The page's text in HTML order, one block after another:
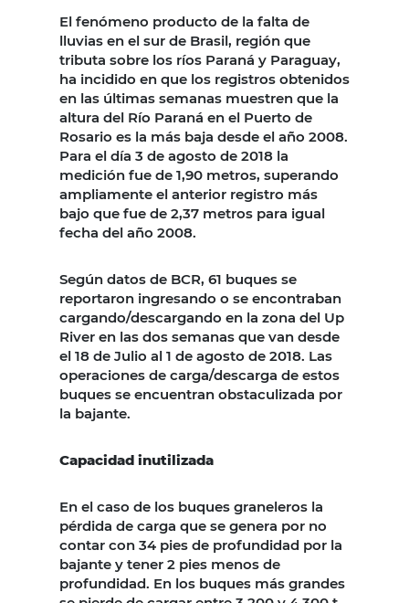
El fenómeno producto de la falta de
lluvias en el sur de Brasil, región que
tributa sobre los ríos Paraná y Paraguay,
ha incidido en que los registros obtenidos
en las últimas semanas muestren que la
altura del Río Paraná en el Puerto de
Rosario es la más baja desde el año 2008.
Para el día 3 de agosto de 2018 la
medición fue de 1,90 metros, superando
ampliamente el anterior registro más
bajo que fue de 2,37 metros para igual
fecha del año 2008.
Según datos de BCR, 61 buques se
reportaron ingresando o se encontraban
cargando/descargando en la zona del Up
River en las dos semanas que van desde
el 18 de Julio al 1 de agosto de 2018. Las
operaciones de carga/descarga de estos
buques se encuentran obstaculizada por
la bajante.
Capacidad inutilizada
En el caso de los buques graneleros la
pérdida de carga que se genera por no
contar con 34 pies de profundidad por la
bajante y tener 2 pies menos de
profundidad. En los buques más grandes